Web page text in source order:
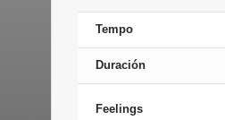
Tempo
Duración
Feelings